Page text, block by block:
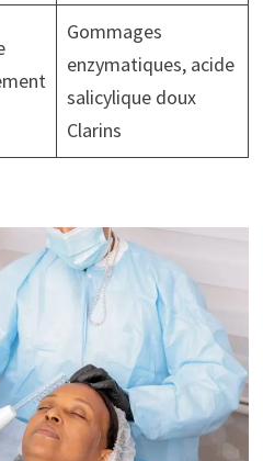
Gommages
enzymatiques, acide
salicylique doux
Clarins